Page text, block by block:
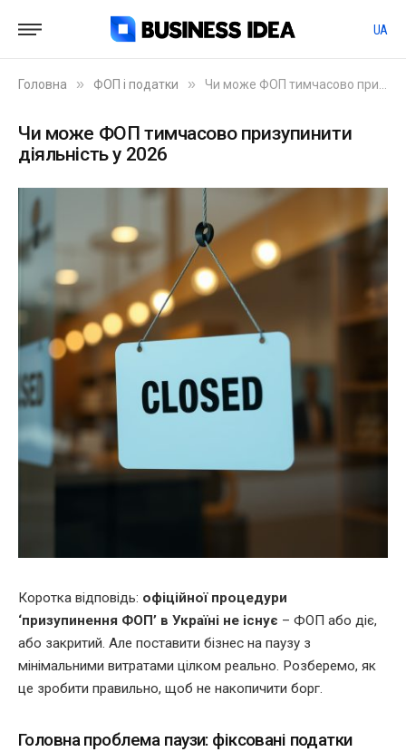
UA
Головна » ФОП і податки » Чи може ФОП тимчасово призупинити діяльність у 2026
Чи може ФОП тимчасово призупинити
діяльність у 2026
Коротка відповідь: офіційної процедури
‘призупинення ФОП’ в Україні не існує – ФОП або діє,
або закритий. Але поставити бізнес на паузу з
мінімальними витратами цілком реально. Розберемо, як
це зробити правильно, щоб не накопичити борг.
Головна проблема паузи: фіксовані податки